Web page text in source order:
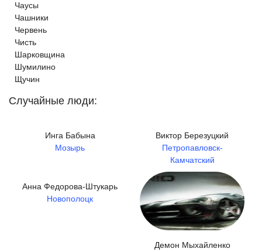
Чаусы
Чашники
Червень
Чисть
Шарковщина
Шумилино
Щучин
Случайные люди:
Инга Бабына
Мозырь
Виктор Березуцкий
Петропавловск-
Камчатский
Анна Федорова-Штукарь
Новополоцк
Демон Мыхайленко